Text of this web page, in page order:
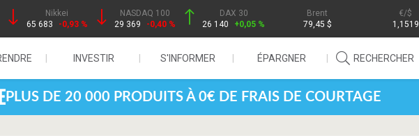
Nikkei
65 683
-0,93 %
NASDAQ 100
29 369
-0,40 %
DAX 30
26 140
+0,05 %
Brent
79,45 $
/$
1,1519
INVESTIR S'INFORMER ÉPARGNER RECHERCHER
PLUS DE 20 000 PRODUITS À 0€ DE FRAIS DE COURTAGE